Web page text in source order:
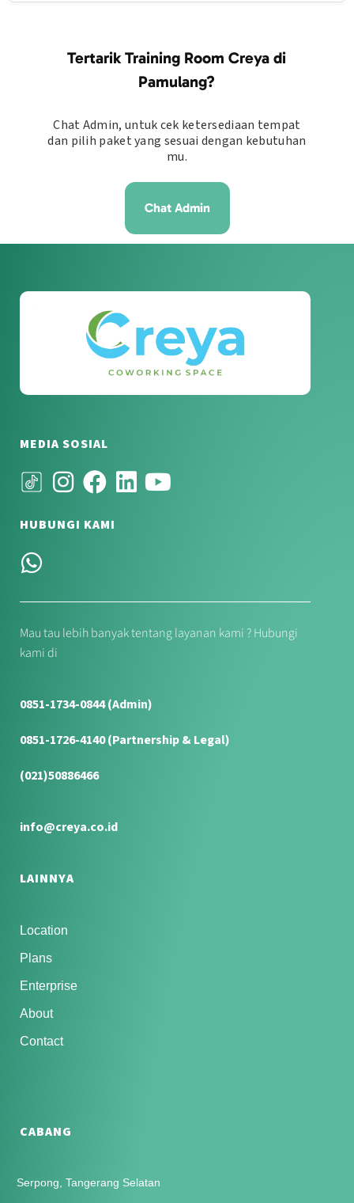
ruangan dipastikan kosong saat Anda datang.
terdaftar, dengan batas ketentuan maksimal 1 (satu) kali perubahan
jadwal demi ketertiban administrasi slot ruangan.
Tertarik Training Room Creya di
Pamulang?
Chat Admin, untuk cek ketersediaan tempat
dan pilih paket yang sesuai dengan kebutuhan
mu.
Chat Admin
MEDIA SOSIAL
HUBUNGI KAMI
Mau tau lebih banyak tentang layanan kami ? Hubungi
kami di
0851-1734-0844 (Admin)
0851-1726-4140 (Partnership & Legal)
(021)50886466
info@creya.co.id
LAINNYA
Location
Plans
Enterprise
About
Contact
CABANG
Serpong, Tangerang Selatan